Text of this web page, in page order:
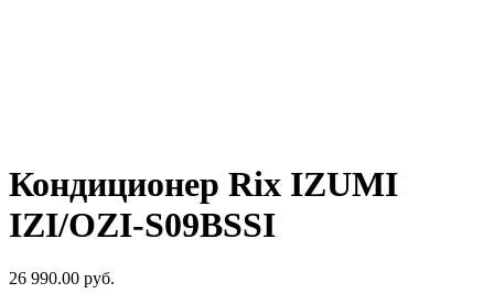
Кондиционер Rix IZUMI
IZI/OZI-S09BSSI
26 990.00 руб.